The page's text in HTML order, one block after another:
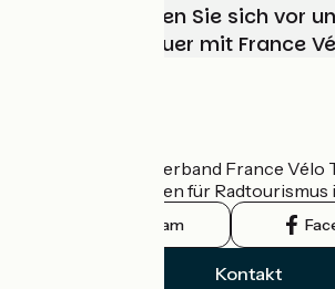
Wählen, bereiten Sie sich vor
Ihr Radabenteuer mit France
Der nationale Verband France Vélo
offizielle Leitfaden für
Instagram
Kontakt